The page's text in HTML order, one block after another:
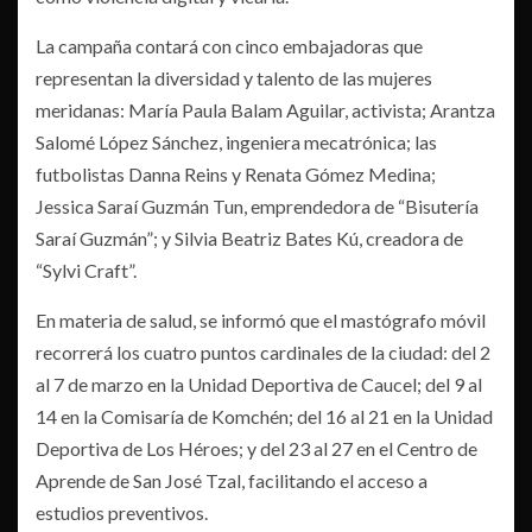
La campaña contará con cinco embajadoras que
representan la diversidad y talento de las mujeres
meridanas: María Paula Balam Aguilar, activista; Arantza
Salomé López Sánchez, ingeniera mecatrónica; las
futbolistas Danna Reins y Renata Gómez Medina;
Jessica Saraí Guzmán Tun, emprendedora de “Bisutería
Saraí Guzmán”; y Silvia Beatriz Bates Kú, creadora de
“Sylvi Craft”.
En materia de salud, se informó que el mastógrafo móvil
recorrerá los cuatro puntos cardinales de la ciudad: del 2
al 7 de marzo en la Unidad Deportiva de Caucel; del 9 al
14 en la Comisaría de Komchén; del 16 al 21 en la Unidad
Deportiva de Los Héroes; y del 23 al 27 en el Centro de
Aprende de San José Tzal, facilitando el acceso a
estudios preventivos.